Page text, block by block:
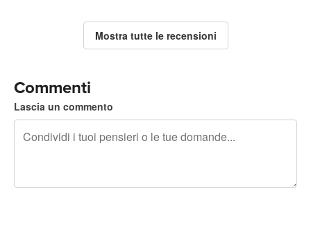
Mostra tutte le recensioni
Commenti
Lascia un commento